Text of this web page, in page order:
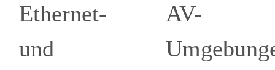
Ethernet-
und
AV-